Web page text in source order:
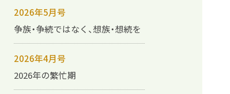
2026年5月号
争族・争続ではなく、想族・想続を
2026年4月号
2026年の繁忙期